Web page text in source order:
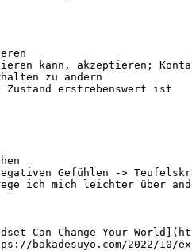
kann, akzeptieren;
zu ändern
erstrebenswert ist
Gefühlen ->
Can Change Your
bakadesuyo.com/2022/10/